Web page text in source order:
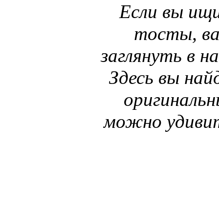
Если вы
тосты,
заглянуть в
Здесь вы
можно